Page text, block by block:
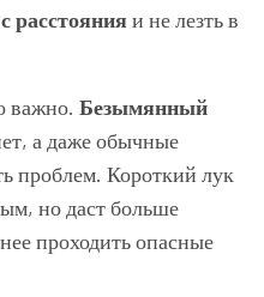
с расстоянияи не лезть в
важно. Безымянный
а даже обычные
проблем. Короткий лук
но даст больше
проходить опасные